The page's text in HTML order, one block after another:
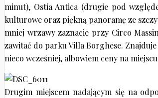
minut), Ostia Antica (drugie pod
kulturowe oraz piękną panoramę ze
mniej wrzawy zaznacie przy Circo
zawitać do parku Villa Borghese.
nieco wcześniej, albowiem ceny na
Drugim miejscem nadającym się na